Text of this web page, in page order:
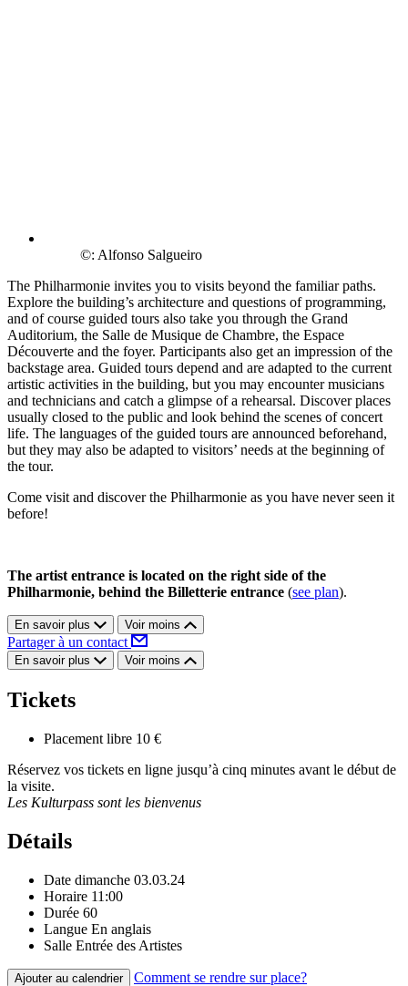
©: Alfonso Salgueiro
The Philharmonie invites you to visits beyond the familiar paths.
Explore the building’s architecture and questions of programming,
and of course guided tours also take you through the Grand
Auditorium, the Salle de Musique de Chambre, the Espace
Découverte and the foyer. Participants also get an impression of the
backstage area. Guided tours depend and are adapted to the current
artistic activities in the building, but you may encounter musicians
and technicians and catch a glimpse of a rehearsal. Discover places
usually closed to the public and look behind the scenes of concert
life. The languages of the guided tours are announced beforehand,
but they may also be adapted to visitors’ needs at the beginning of
the tour.
Come visit and discover the Philharmonie as you have never seen it
before!
The artist entrance is located on the right side of the
Philharmonie, behind the Billetterie entrance (see plan).
En savoir plus Voir moins
Partager à un contact
En savoir plus Voir moins
Tickets
Placement libre 10 €
Réservez vos tickets en ligne jusqu’à cinq minutes avant le début de
la visite.
Les Kulturpass sont les bienvenus
Détails
Date dimanche 03.03.24
Horaire 11:00
Durée 60
Langue En anglais
Salle Entrée des Artistes
Ajouter au calendrier Comment se rendre sur place?